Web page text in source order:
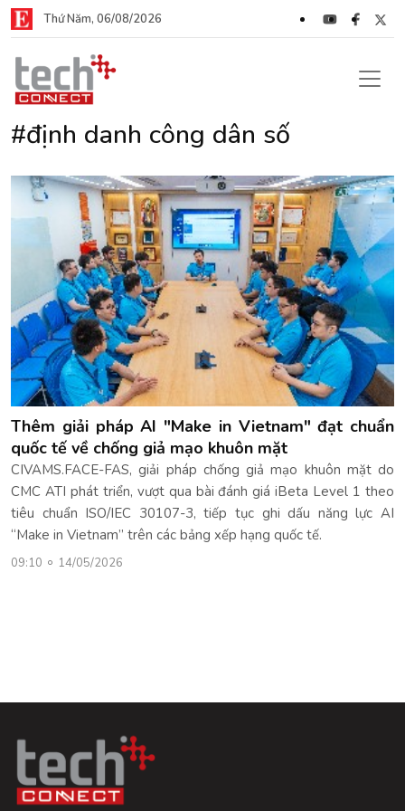
Thứ Năm, 06/08/2026
#định danh công dân số
Thêm giải pháp AI "Make in Vietnam" đạt chuẩn
quốc tế về chống giả mạo khuôn mặt
CIVAMS.FACE-FAS, giải pháp chống giả mạo khuôn mặt do
CMC ATI phát triển, vượt qua bài đánh giá iBeta Level 1 theo
tiêu chuẩn ISO/IEC 30107-3, tiếp tục ghi dấu năng lực AI
“Make in Vietnam” trên các bảng xếp hạng quốc tế.
09:10 14/05/2026